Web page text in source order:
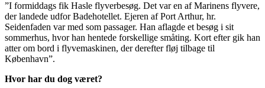
”I formiddags fik Hasle flyverbesøg. Det var en af Marinens flyvere,
der landede udfor Badehotellet. Ejeren af Port Arthur, hr.
Seidenfaden var med som passager. Han aflagde et besøg i sit
sommerhus, hvor han hentede forskellige småting. Kort efter gik han
atter om bord i flyvemaskinen, der derefter fløj tilbage til
København”.
Hvor har du dog været?